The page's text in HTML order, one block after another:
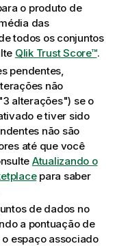
o produto de
das
todos os conjuntos
Qlik Trust Score™.
pendentes,
não
alterações") se o
e tiver sido
não são
até que você
Atualizando o
para saber
de dados no
a pontuação de
espaço associado